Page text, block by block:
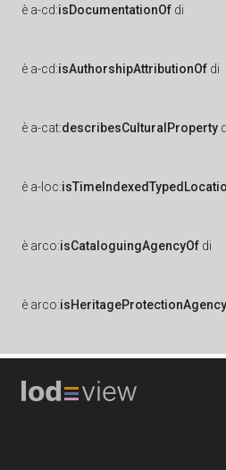
è a-cd:isDocumentationOf di
è a-cd:isAuthorshipAttributionOf di
è a-cat:describesCulturalProperty
è a-loc:
è arco:isCataloguingAgencyOf di
è arco: